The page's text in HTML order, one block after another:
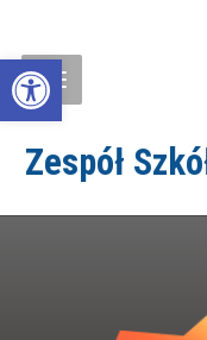
Open toolbar
Zespół